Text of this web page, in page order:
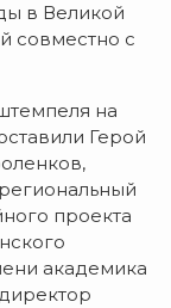
в Великой
совместно с
на
Герой
проекта
академика